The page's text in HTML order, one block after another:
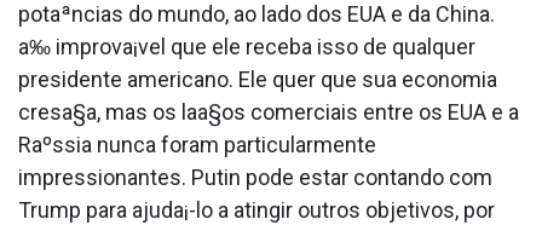
potaªncias do mundo, ao lado dos EUA e da China.
a‰ improva¡vel que ele receba isso de qualquer
presidente americano. Ele quer que sua economia
cresa§a, mas os laa§os comerciais entre os EUA e a
Raºssia nunca foram particularmente
impressionantes. Putin pode estar contando com
Trump para ajuda¡-lo a atingir outros objetivos, por